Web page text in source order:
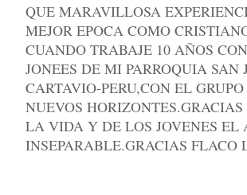
QUE MARAVILLOSA
MEJOR EPOCA COMO
CUANDO TRABAJE 10 AÑOS
JONEES DE MI PARROQUIA SAN
CARTAVIO-PERU,CON EL
NUEVOS HORIZONTES.GRACIAS
LA VIDA Y DE LOS JOVENES EL
INSEPARABLE.GRACIAS FLACO